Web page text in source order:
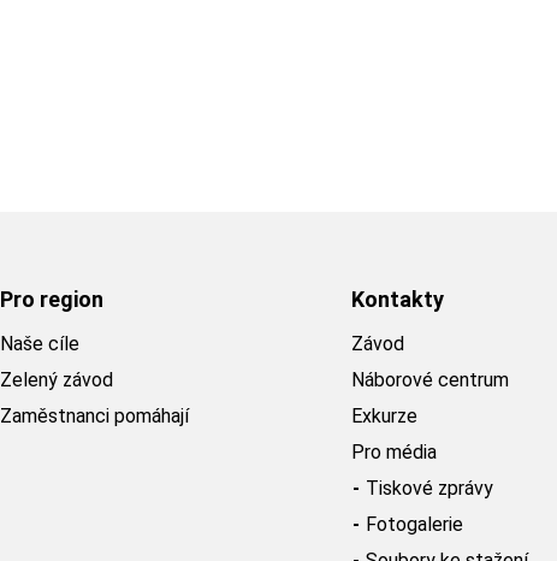
Pro region
Naše cíle
Zelený závod
Zaměstnanci pomáhají
Kontakty
Závod
Náborové centrum
Exkurze
Pro média
Tiskové zprávy
Fotogalerie